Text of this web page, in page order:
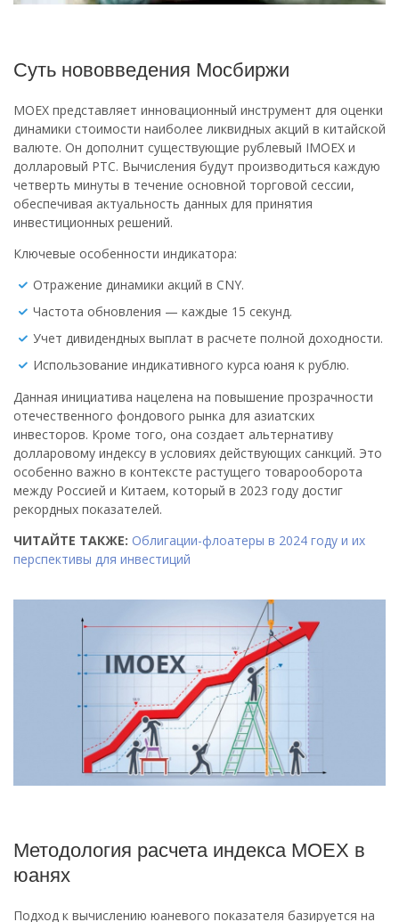
Суть нововведения Мосбиржи
MOEX представляет инновационный инструмент для оценки
динамики стоимости наиболее ликвидных акций в китайской
валюте. Он дополнит существующие рублевый IMOEX и
долларовый РТС. Вычисления будут производиться каждую
четверть минуты в течение основной торговой сессии,
обеспечивая актуальность данных для принятия
инвестиционных решений.
Ключевые особенности индикатора:
Отражение динамики акций в CNY.
Частота обновления — каждые 15 секунд.
Учет дивидендных выплат в расчете полной доходности.
Использование индикативного курса юаня к рублю.
Данная инициатива нацелена на повышение прозрачности
отечественного фондового рынка для азиатских
инвесторов. Кроме того, она создает альтернативу
долларовому индексу в условиях действующих санкций. Это
особенно важно в контексте растущего товарооборота
между Россией и Китаем, который в 2023 году достиг
рекордных показателей.
ЧИТАЙТЕ ТАКЖЕ: Облигации-флоатеры в 2024 году и их
перспективы для инвестиций
Методология расчета индекса MOEX в
юанях
Подход к вычислению юаневого показателя базируется на